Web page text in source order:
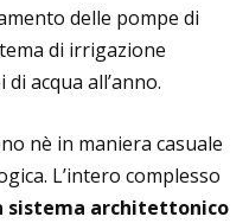
delle pompe di
di irrigazione
acqua all’anno.
nè in maniera casuale
L’intero complesso
sistema architettonico